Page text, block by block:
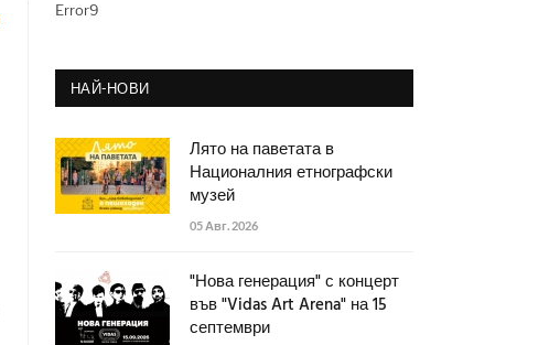
Error9
НАЙ-НОВИ
Лято на паветата в
Националния етнографски
музей
05 Авг. 2026
"Нова генерация" с концерт
във "Vidas Art Arena" на 15
септември